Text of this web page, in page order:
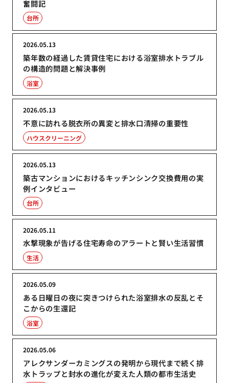
奮闘記
台所
築年数の経過した賃貸住宅における浴室排水トラブル
の構造的問題と解決事例
2026.05.13
浴室
不意に訪れる脱衣所の異変と排水口清掃の重要性
2026.05.13
ハウスクリーニング
築古マンションにおけるキッチンシンク交換費用の実
例インタビュー
2026.05.13
台所
水撃現象が告げる住宅寿命のアラートと賢い生活習慣
2026.05.11
生活
ある日曜日の夜に突きつけられた浴室排水の反乱とそ
こからの生還記
2026.05.09
浴室
アレクサンダーカミングスの発明から現代まで続く排
水トラップと封水の進化が変えた人類の都市生活史
2026.05.06